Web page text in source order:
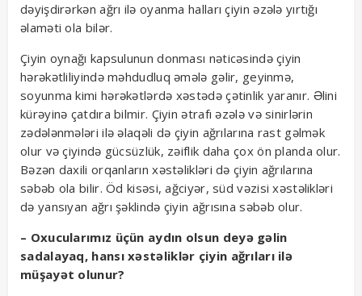
dəyişdirərkən ağrı ilə oyanma halları çiyin əzələ yırtığı
əlaməti ola bilər.
Çiyin oynağı kapsulunun donması nəticəsində çiyin
hərəkətliliyində məhdudluq əmələ gəlir, geyinmə,
soyunma kimi hərəkətlərdə xəstədə çətinlik yaranır. Əlini
kürəyinə çatdıra bilmir. Çiyin ətrafı əzələ və sinirlərin
zədələnmələri ilə əlaqəli də çiyin ağrılarına rast gəlmək
olur və çiyində gücsüzlük, zəiflik daha çox ön planda olur.
Bəzən daxili orqanların xəstəlikləri də çiyin ağrılarına
səbəb ola bilir. Öd kisəsi, ağciyər, süd vəzisi xəstəlikləri
də yansıyan ağrı şəklində çiyin ağrısına səbəb olur.
– Oxucularımız üçün aydın olsun deyə gəlin
sadalayaq, hansı xəstəliklər çiyin ağrıları ilə
müşayət olunur?